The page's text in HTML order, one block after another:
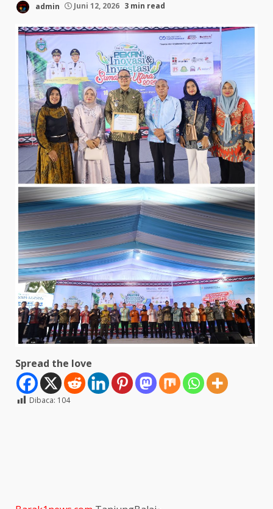
admin Juni 12, 2026 3 min read
Spread the love
Dibaca: 104